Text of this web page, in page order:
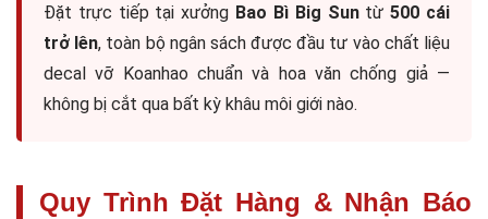
Đặt trực tiếp tại xưởng Bao Bì Big Suntừ500 cái
trở lên, toàn bộ ngân sách được đầu tư vào chất liệu
decal vỡ Koanhao chuẩn và hoa văn chống giả —
không bị cắt qua bất kỳ khâu môi giới nào.
Quy Trình Đặt Hàng & Nhận Báo